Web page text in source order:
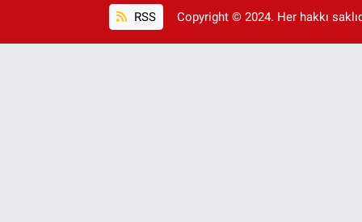
RSS Copyright © 2024. Her hakkı